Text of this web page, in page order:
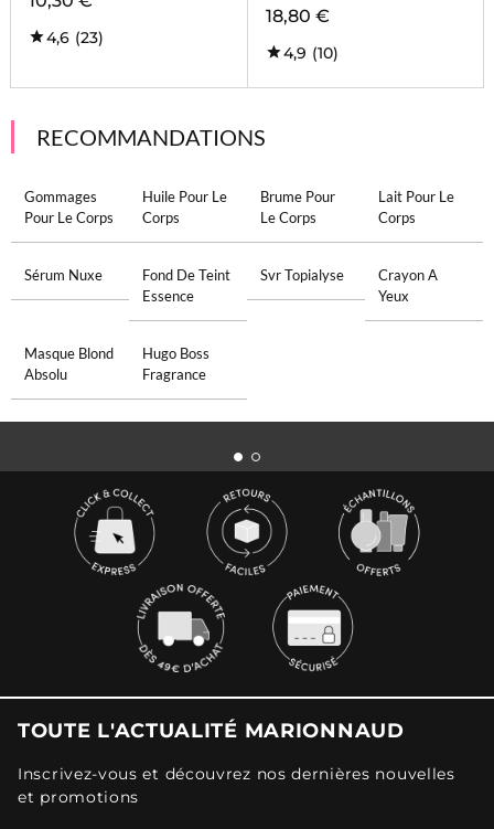
4,6 (23)
18,80 €
4,9 (10)
RECOMMANDATIONS
Gommages
Pour Le Corps
Huile Pour Le
Corps
Brume Pour
Le Corps
Lait Pour Le
Corps
Sérum Nuxe
Fond De Teint
Essence
Svr Topialyse
Crayon A
Yeux
Masque Blond
Absolu
Hugo Boss
Fragrance
TOUTE L'ACTUALITÉ MARIONNAUD
Inscrivez-vous et découvrez nos dernières nouvelles
et promotions